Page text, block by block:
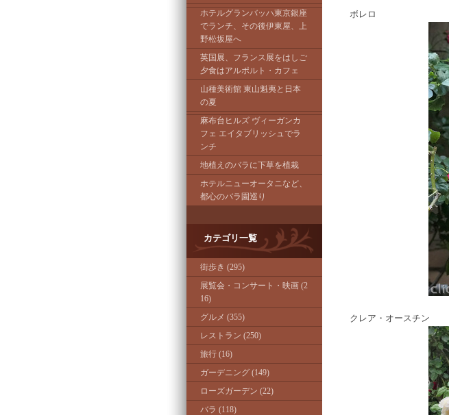
ホテルグランバッハ東京銀座
でランチ、その後伊東屋、上
野松坂屋へ
英国展、フランス展をはしご
夕食はアルポルト・カフェ
山種美術館 東山魁夷と日本
の夏
麻布台ヒルズ ヴィーガンカ
フェ エイタブリッシュでラ
ンチ
地植えのバラに下草を植栽
ホテルニューオータニなど、
都心のバラ園巡り
カテゴリ一覧
街歩き (295)
展覧会・コンサート・映画 (2
16)
グルメ (355)
レストラン (250)
旅行 (16)
ガーデニング (149)
ローズガーデン (22)
バラ (118)
ボレロ
クレア・オースチン